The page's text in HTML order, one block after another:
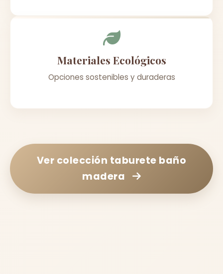
Materiales Ecológicos
Opciones sostenibles y duraderas
Ver colección taburete baño
madera